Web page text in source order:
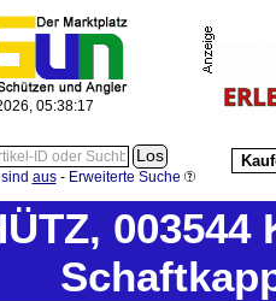
05:38:18
aus- Erweiterte Suche